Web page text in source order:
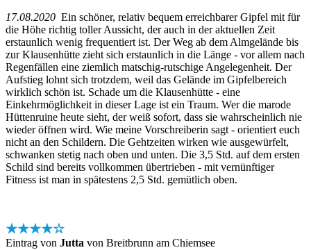
17.08.2020 Ein schöner, relativ bequem erreichbarer Gipfel mit für
die Höhe richtig toller Aussicht, der auch in der aktuellen Zeit
erstaunlich wenig frequentiert ist. Der Weg ab dem Almgelände bis
zur Klausenhütte zieht sich erstaunlich in die Länge - vor allem nach
Regenfällen eine ziemlich matschig-rutschige Angelegenheit. Der
Aufstieg lohnt sich trotzdem, weil das Gelände im Gipfelbereich
wirklich schön ist. Schade um die Klausenhütte - eine
Einkehrmöglichkeit in dieser Lage ist ein Traum. Wer die marode
Hüttenruine heute sieht, der weiß sofort, dass sie wahrscheinlich nie
wieder öffnen wird. Wie meine Vorschreiberin sagt - orientiert euch
nicht an den Schildern. Die Gehtzeiten wirken wie ausgewürfelt,
schwanken stetig nach oben und unten. Die 3,5 Std. auf dem ersten
Schild sind bereits vollkommen übertrieben - mit vernünftiger
Fitness ist man in spätestens 2,5 Std. gemütlich oben.
★★★★☆
Eintrag von Jutta von Breitbrunn am Chiemsee